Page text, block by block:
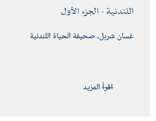
اللندنية - الجزء الأول
غسان شربل، صحيفة الحياة اللندنية
اقرأ المزيد